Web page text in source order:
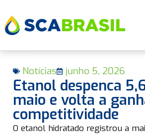
Notícias junho 5, 2026
Etanol despenca
maio e volta a
competitividade
O etanol hidratado registrou a